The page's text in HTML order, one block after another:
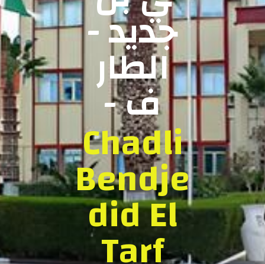
جديد -
الطار
ف -
Chadli
Bendje
did El